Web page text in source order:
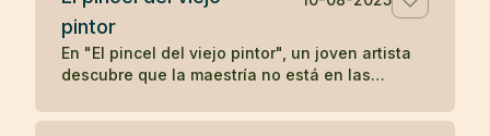
pintor
En "El pincel del viejo pintor", un joven artista
descubre que la maestría no está en las
quien las utiliza, aprendiendo una lección zen